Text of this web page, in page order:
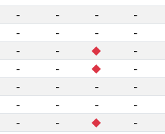
- - - -
- - - -
- - ◆ -
- - ◆ -
- - - -
- - - -
- - ◆ -